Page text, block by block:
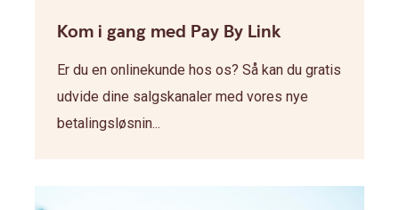
Kom i gang med Pay By Link
Er du en onlinekunde hos os? Så kan du gratis
udvide dine salgskanaler med vores nye
betalingsløsnin...